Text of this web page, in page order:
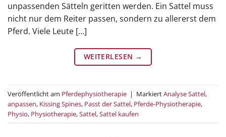
unpassenden Sätteln geritten werden. Ein Sattel muss
nicht nur dem Reiter passen, sondern zu allererst dem
Pferd. Viele Leute […]
WEITERLESEN →
Veröffentlicht am Pferdephysiotherapie | MarkiertAnalyse Sattel,
anpassen, Kissing Spines, Passt der Sattel, Pferde-Physiotherapie,
Physio, Physiotherapie,Sattel,Sattel kaufen